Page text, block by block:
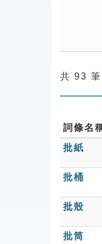
共 93
詞條名
批紙
批桶
批殼
批筒